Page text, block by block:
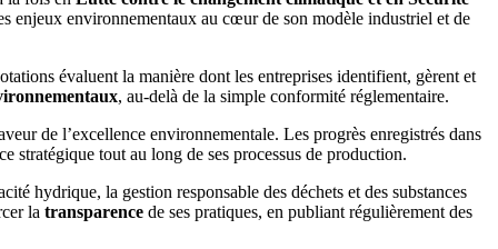
enjeux environnementaux au cœur de son modèle industriel et de
évaluent la manière dont les entreprises identifient, gèrent et
, au-delà de la simple conformité réglementaire.
de l’excellence environnementale. Les progrès enregistrés dans
stratégique tout au long de ses processus de production.
hydrique, la gestion responsable des déchets et des substances
la transparence de ses pratiques, en publiant régulièrement des